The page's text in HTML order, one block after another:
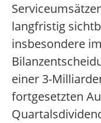
langfristig
insbesondere
einer 3-
fortgesetzten